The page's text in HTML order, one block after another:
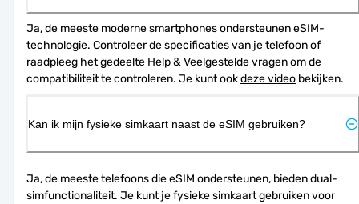
Ja, de meeste moderne smartphones ondersteunen eSIM-
technologie. Controleer de specificaties van je telefoon of
raadpleeg het gedeelte Help & Veelgestelde vragen om de
compatibiliteit te controleren. Je kunt ook deze video bekijken.
Kan ik mijn fysieke simkaart naast de eSIM gebruiken?
Ja, de meeste telefoons die eSIM ondersteunen, bieden dual-
simfunctionaliteit. Je kunt je fysieke simkaart gebruiken voor